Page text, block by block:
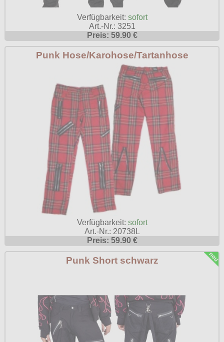
Poizen Industries
Queen of Darkness
Relco
Restyle
Rockabella
Sinister
Spin Doctor
Surplus
Vixxsin
Voodoo Vixen
Warrior Clothing
Gothic Shop
Hot Rod
Punkrock
Rockabilly
Mods
Verfügbarkeit: sofort
Art.-Nr.: 3251
Preis: 59.90 €
Punk Hose/Karohose/Tartanhose
Verfügbarkeit: sofort
Art.-Nr.: 20738L
Preis: 59.90 €
Punk Short schwarz